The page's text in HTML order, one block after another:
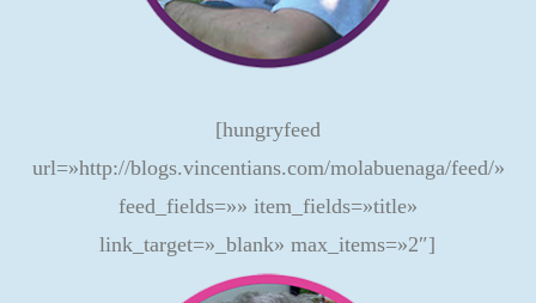
[hungryfeed
url=»http://blogs.vincentians.com/molabuenaga/feed/»
feed_fields=»» item_fields=»title»
link_target=»_blank» max_items=»2″]